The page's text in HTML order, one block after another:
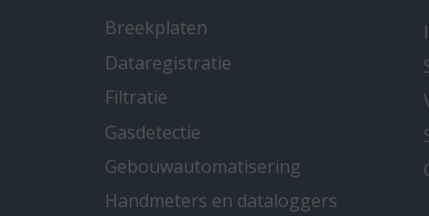
Breekplaten
Dataregistratie
Filtratie
Gasdetectie
Gebouwautomatisering
Handmeters en dataloggers